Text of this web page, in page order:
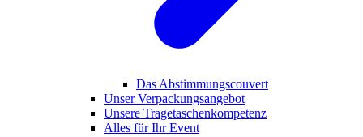
Das Abstimmungscouvert
Unser Verpackungsangebot
Unsere Tragetaschenkompetenz
Alles für Ihr Event